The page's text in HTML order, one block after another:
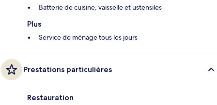
Batterie de cuisine, vaisselle et ustensiles
Plus
Service de ménage tous les jours
Prestations particulières
Restauration